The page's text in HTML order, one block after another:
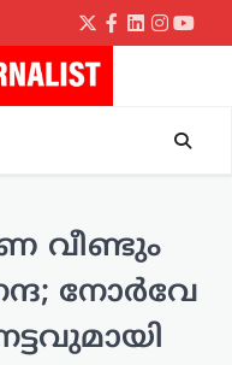
Twitter
Facebook
LinkedIn
വീണ്ടും
നോർവേ